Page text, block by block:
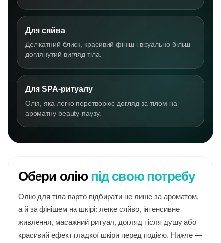
Для сяйва
Делікатний блиск, красивий фініш і візуально більш
доглянутий вигляд тіла.
Для SPA-ритуалу
Олія, яка легко перетворює догляд за тілом на
ароматну beauty-паузу.
Обери олію під свою потребу
Олію для тіла варто підбирати не лише за ароматом,
а й за фінішем на шкірі: легке сяйво, інтенсивне
живлення, масажний ритуал, догляд після душу або
красивий ефект гладкої шкіри перед подією. Нижче —